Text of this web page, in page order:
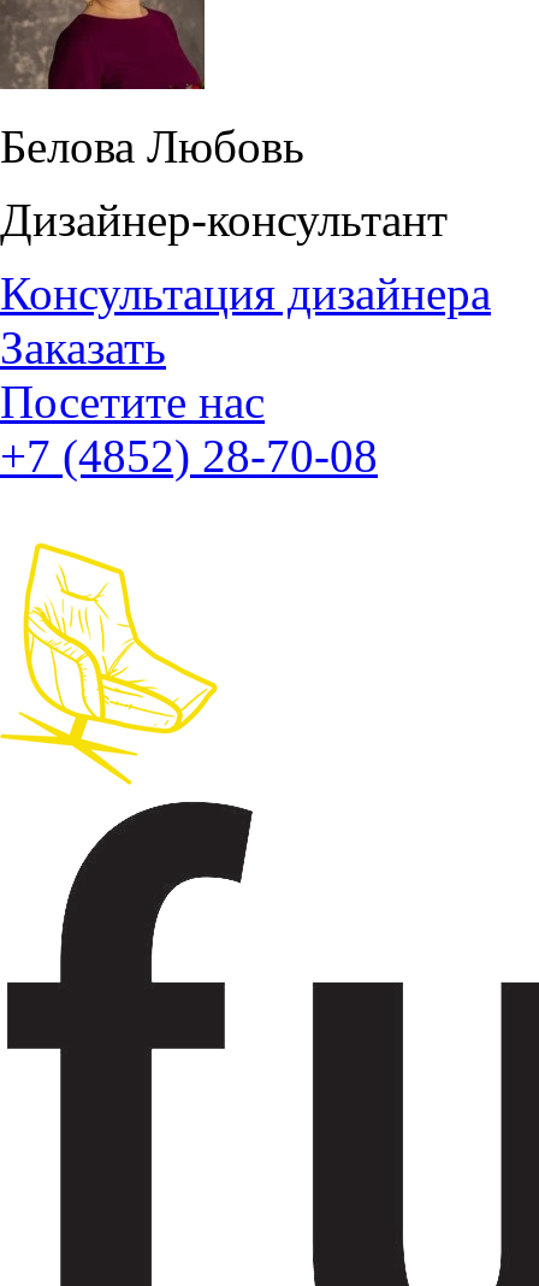
Белова Любовь
Дизайнер-консультант
Консультация дизайнера
Заказать
Посетите нас
+7 (4852) 28-70-08